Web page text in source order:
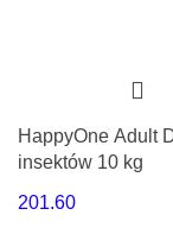
HappyOne Adult
insektów 10 kg
201.60